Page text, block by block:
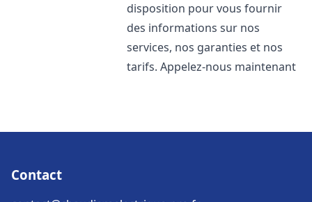
disposition pour vous fournir
des informations sur nos
services, nos garanties et nos
tarifs. Appelez-nous maintenant
Contact